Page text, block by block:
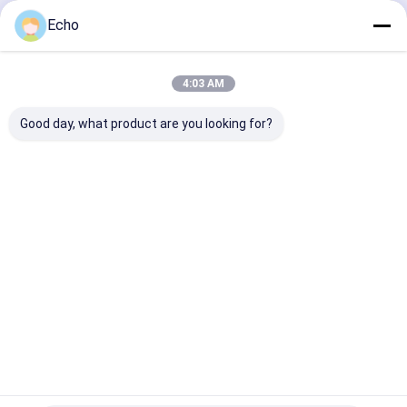
Echo
4:03 AM
Good day, what product are you looking for?